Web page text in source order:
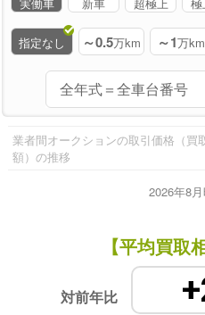
指定なし ～0.5万km ～1万km
業者間オークションの取引価格（買
額）の推移
2026年8
【平均買取
対前年比